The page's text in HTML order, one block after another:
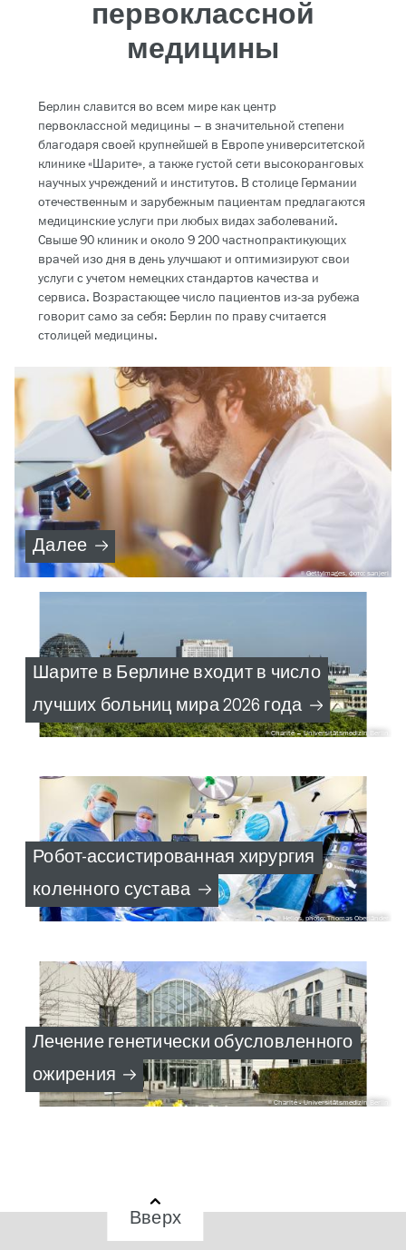
первоклассной
медицины
Берлин славится во всем мире как центр
первоклассной медицины – в значительной степени
благодаря своей крупнейшей в Европе университетской
клинике «Шарите», а также густой сети высокоранговых
научных учреждений и институтов. В столице Германии
отечественным и зарубежным пациентам предлагаются
медицинские услуги при любых видах заболеваний.
Свыше 90 клиник и около 9 200 частнопрактикующих
врачей изо дня в день улучшают и оптимизируют свои
услуги с учетом немецких стандартов качества и
сервиса. Возрастающее число пациентов из-за рубежа
говорит само за себя: Берлин по праву считается
столицей медицины.
GettyImages, фото: sanjeri
Далее
Charité – Universitätsmedizin Berlin
Шарите в Берлине входит в число
лучших больниц мира 2026 года
Helios, photo: Thomas Oberländer
Робот-ассистированная хирургия
коленного сустава
Charité - Universitätsmedizin Berlin
Лечение генетически обусловленного
ожирения
Вверх